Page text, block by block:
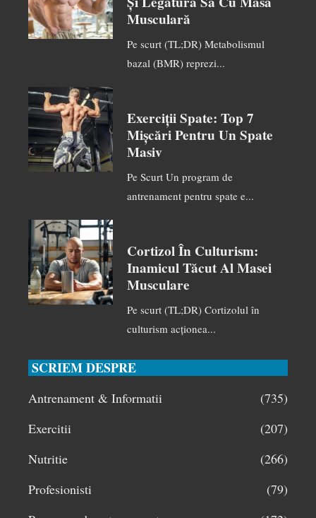
Musculară
Pe scurt (TL;DR) Metabolismul
bazal (BMR) reprezi...
Exerciții Spate: Top 7
Mișcări Pentru Un Spate
Masiv
Pe Scurt Un program de
antrenament pentru spate e...
Cortizol În Culturism:
Inamicul Tăcut Al Masei
Musculare
Pe scurt (TL;DR) Cortizolul în
culturism acționea...
SCRIEM DESPRE
Antrenament & Informatii
(735)
Exercitii
(207)
Nutritie
(266)
Profesionisti
(79)